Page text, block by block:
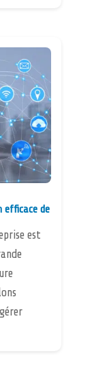
efficace de
est